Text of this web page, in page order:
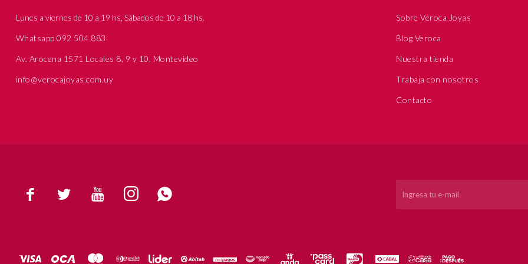
    
Lunes a viernes de 10 a 19 hs, Sábados de 10 a 18 hs.
Whatsapp 092 504 883
Av. Arocena 1571 Locales 8, 9 y 10, Montevideo
info@verocajoyas.com.uy
Sobre Veroca Joyas
Blog Veroca
Nuestra tienda
Trabaja con nosotros
Contacto